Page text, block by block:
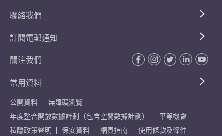
聯絡我們
訂閱電郵通知
關注我們
常用資料
公開資料
無障礙瀏覽
年度整合開放數據計劃（包含空間數據計劃）
平等機會
私隱政策聲明
保安資料 網頁指南 使用條款及條件